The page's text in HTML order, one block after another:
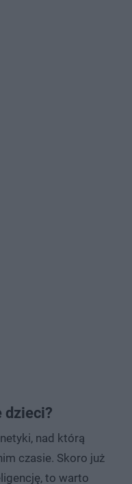
dzieci?
nad którą
czasie. Skoro już
to warto